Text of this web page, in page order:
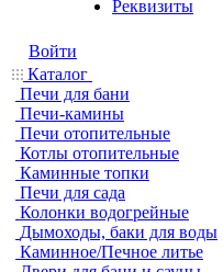
Реквизиты
Войти
Каталог
Печи для бани
Печи-камины
Печи отопительные
Котлы отопительные
Каминные топки
Печи для сада
Колонки водогрейные
Дымоходы, баки для воды
Каминное/Печное литье